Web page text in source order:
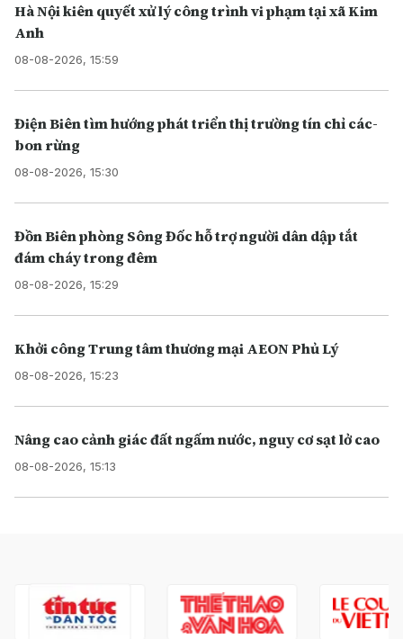
Hà Nội kiên quyết xử lý công trình vi phạm tại xã Kim
Anh
08-08-2026, 15:59
Điện Biên tìm hướng phát triển thị trường tín chỉ các-
bon rừng
08-08-2026, 15:30
Đồn Biên phòng Sông Đốc hỗ trợ người dân dập tắt
đám cháy trong đêm
08-08-2026, 15:29
Khởi công Trung tâm thương mại AEON Phủ Lý
08-08-2026, 15:23
Nâng cao cảnh giác đất ngấm nước, nguy cơ sạt lở cao
08-08-2026, 15:13